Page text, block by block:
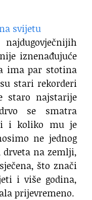
iznenađujuće
ima par stotina
stari rekorderi
staro najstarije
se smatra
i koliko mu je
ne jednog
drveta na zemlji,
što znači
i više godina,
prijevremeno.